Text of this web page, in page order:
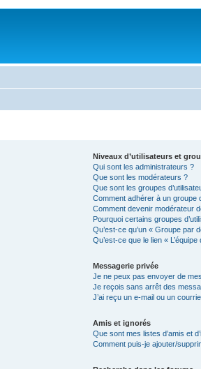
Niveaux d’utilisateurs et
Qui sont les administrateurs ?
Que sont les modérateurs ?
Que sont les groupes
Comment adhérer à un groupe
Comment devenir modérateur
Pourquoi certains groupes
Qu’est-ce qu’un « Groupe par
Qu’est-ce que le lien «
Messagerie privée
Je ne peux pas envoyer de
Je reçois sans arrêt des
J’ai reçu un e-mail ou un
Amis et ignorés
Que sont mes listes d’amis et
Comment puis-je ajouter/